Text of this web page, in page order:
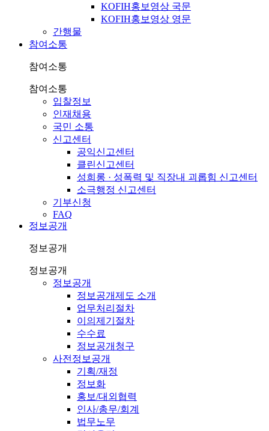
KOFIH홍보영상 국문
KOFIH홍보영상 영문
간행물
참여소통
참여소통
참여소통
입찰정보
인재채용
국민 소통
신고센터
공익신고센터
클린신고센터
성희롱 · 성폭력 및 직장내 괴롭힘 신고센터
소극행정 신고센터
기부신청
FAQ
정보공개
정보공개
정보공개
정보공개
정보공개제도 소개
업무처리절차
이의제기절차
수수료
정보공개청구
사전정보공개
기획/재정
정보화
홍보/대외협력
인사/총무/회계
법무노무